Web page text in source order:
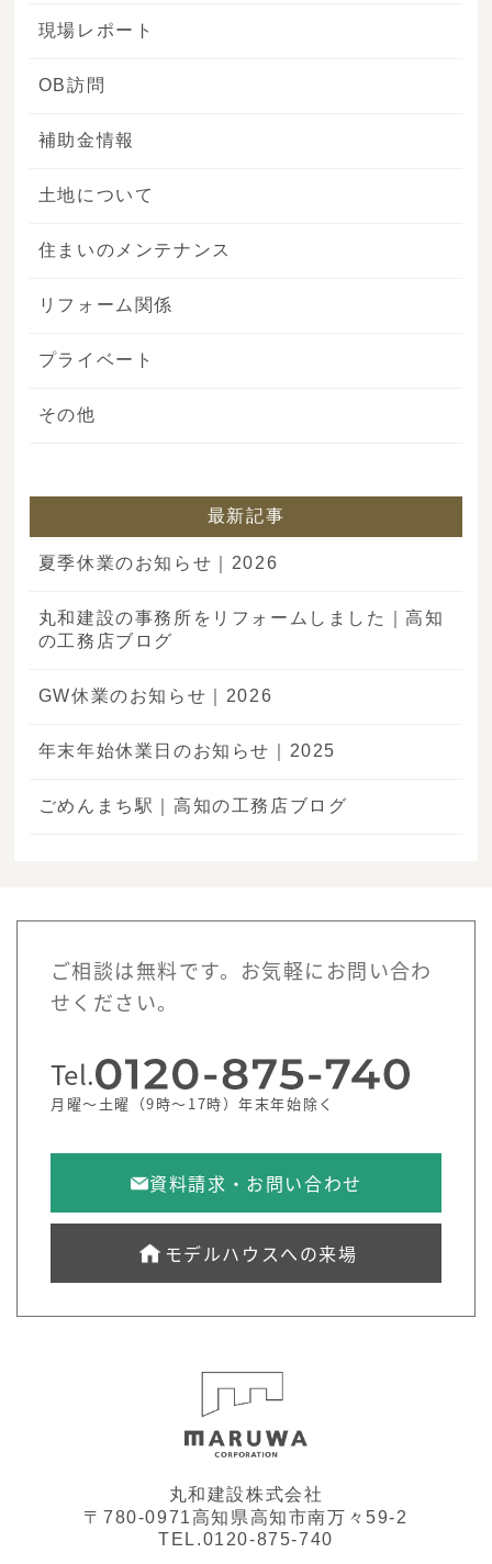
現場レポート
OB訪問
補助金情報
土地について
住まいのメンテナンス
リフォーム関係
プライベート
その他
最新記事
夏季休業のお知らせ｜2026
丸和建設の事務所をリフォームしました｜高知
の工務店ブログ
GW休業のお知らせ｜2026
年末年始休業日のお知らせ｜2025
ごめんまち駅｜高知の工務店ブログ
ご相談は無料です。お気軽にお問い合わ
せください。
Tel.
月曜～土曜（9時～17時）年末年始除く
資料請求・お問い合わせ
モデルハウスへの来場
丸和建設株式会社
〒780-0971高知県高知市南万々59-2
TEL.0120-875-740